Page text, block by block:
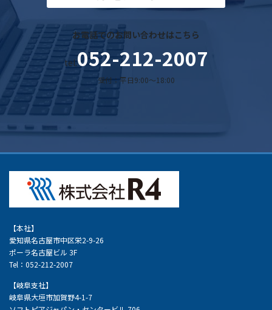
お電話でのお問い合わせはこちら
tel.052-212-2007
受付：平日9:00～18:00
【本社】
愛知県名古屋市中区栄2-9-26
ポーラ名古屋ビル 3F
Tel：052-212-2007
【岐阜支社】
岐阜県大垣市加賀野4-1-7